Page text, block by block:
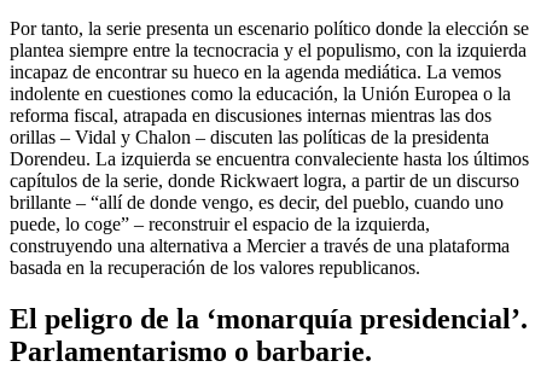
Por tanto, la serie presenta un escenario político donde la elección se
plantea siempre entre la tecnocracia y el populismo, con la izquierda
incapaz de encontrar su hueco en la agenda mediática. La vemos
indolente en cuestiones como la educación, la Unión Europea o la
reforma fiscal, atrapada en discusiones internas mientras las dos
orillas – Vidal y Chalon – discuten las políticas de la presidenta
Dorendeu. La izquierda se encuentra convaleciente hasta los últimos
capítulos de la serie, donde Rickwaert logra, a partir de un discurso
brillante – “allí de donde vengo, es decir, del pueblo, cuando uno
puede, lo coge” – reconstruir el espacio de la izquierda,
construyendo una alternativa a Mercier a través de una plataforma
basada en la recuperación de los valores republicanos.
El peligro de la ‘monarquía presidencial’.
Parlamentarismo o barbarie.